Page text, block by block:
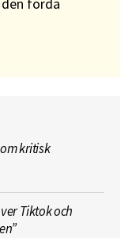
förda
kritisk
Tiktok och